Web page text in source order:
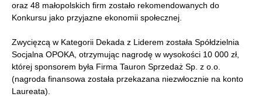
oraz 48 małopolskich firm zostało rekomendowanych do
Konkursu jako przyjazne ekonomii społecznej.
Zwycięzcą w Kategorii Dekada z Liderem została Spółdzielnia
Socjalna OPOKA, otrzymując nagrodę w wysokości 10 000 zł,
której sponsorem była Firma Tauron Sprzedaż Sp. z o.o.
(nagroda finansowa została przekazana niezwłocznie na konto
Laureata).